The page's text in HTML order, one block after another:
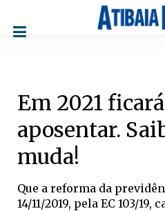
Em 2021
aposentar.
muda!
Que a reforma da
14/11/2019, pela EC 103/19,